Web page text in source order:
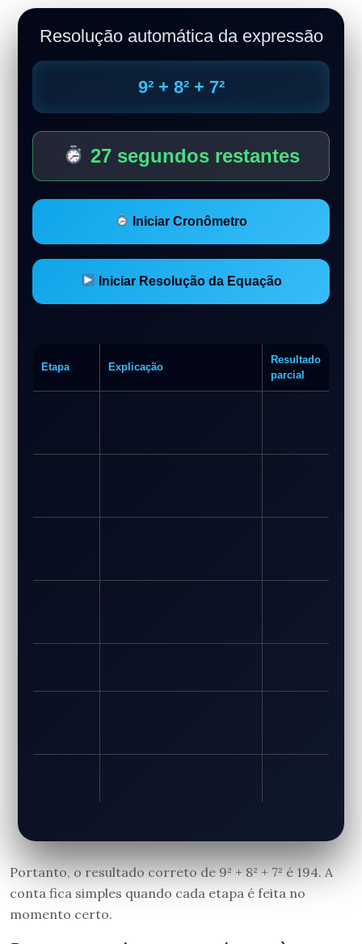
Resolução automática da expressão
9² + 8² + 7²
27 segundos restantes
Iniciar Cronômetro
Iniciar Resolução da Equação
Etapa Explicação
Resultado
parcial
Portanto, o resultado correto de 9² + 8² + 7² é 194. A
conta fica simples quando cada etapa é feita no
momento certo.